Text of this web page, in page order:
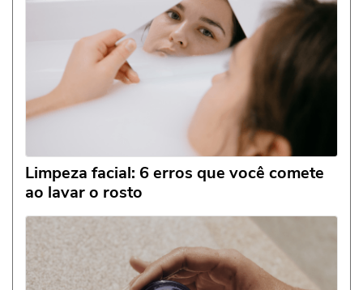
Limpeza facial: 6 erros que você comete
ao lavar o rosto